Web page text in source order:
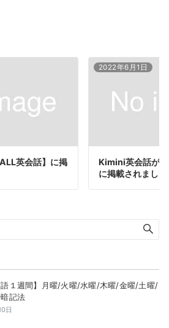
英会話】に掲
2022年6月1日
Kimini英会話が
に掲載されました
語１週間】月曜/火曜/水曜/木曜/金曜/土曜/
記法
日